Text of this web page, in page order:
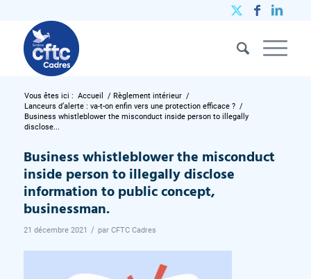
Vous êtes ici : Accueil / Règlement intérieur /
Lanceurs d’alerte : va-t-on enfin vers une protection efficace ? /
Business whistleblower the misconduct inside person to illegally
disclose...
Business whistleblower the misconduct
inside person to illegally disclose
information to public concept,
businessman.
21 décembre 2021 / par CFTC Cadres